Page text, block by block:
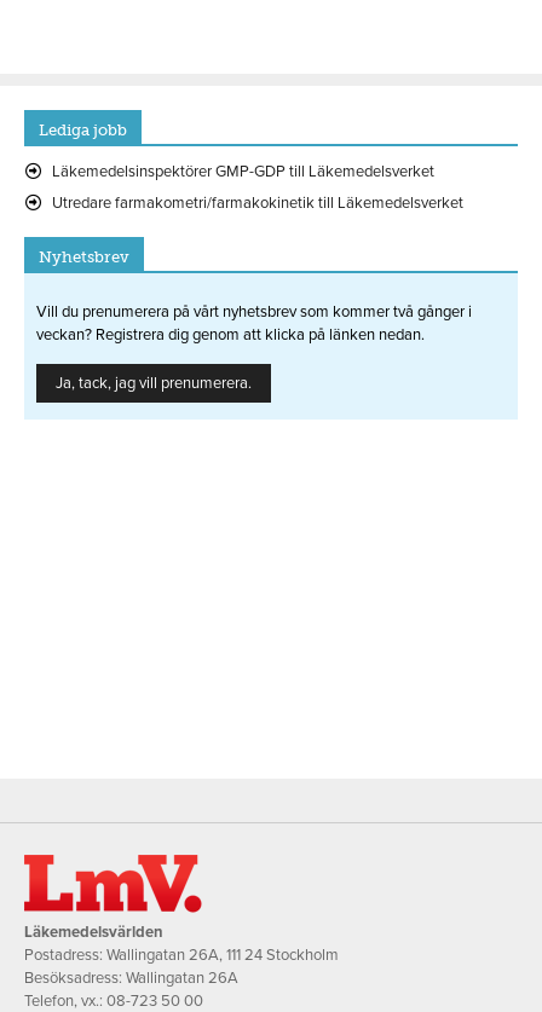
Lediga jobb
Läkemedelsinspektörer GMP-GDP till Läkemedelsverket
Utredare farmakometri/farmakokinetik till Läkemedelsverket
Nyhetsbrev
Vill du prenumerera på vårt nyhetsbrev som kommer två gånger i
veckan? Registrera dig genom att klicka på länken nedan.
Ja, tack, jag vill prenumerera.
Läkemedelsvärlden
Postadress: Wallingatan 26A, 111 24 Stockholm
Besöksadress: Wallingatan 26A
Telefon, vx.: 08-723 50 00